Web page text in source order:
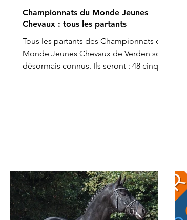
Championnats du Monde Jeunes
Chevaux : tous les partants
Tous les partants des Championnats du
Monde Jeunes Chevaux de Verden sont
désormais connus. Ils seront : 48 cinq